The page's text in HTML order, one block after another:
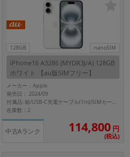
128GB nanoSIM
iPhone16 A3286 (MYDR3J/A) 128GB
ホワイト 【au版SIMフリー】
メーカー：Apple
発売日： 2024/09
付属品: 箱/USB-C充電ケーブル(1m)/SIMカードツール
在庫数：2
中古Aランク 114,800 円
(税込)
月 まで